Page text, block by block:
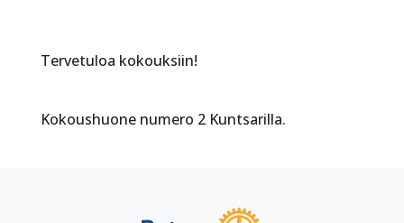
Tervetuloa kokouksiin!
Kokoushuone numero 2 Kuntsarilla.